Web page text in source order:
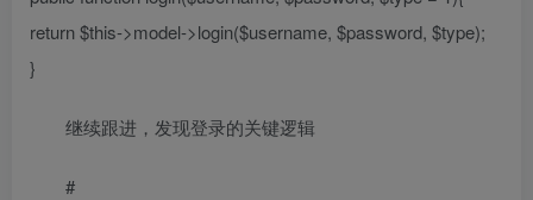
return $this->model->login($username, $password, $type);
}
继续跟进，发现登录的关键逻辑
#